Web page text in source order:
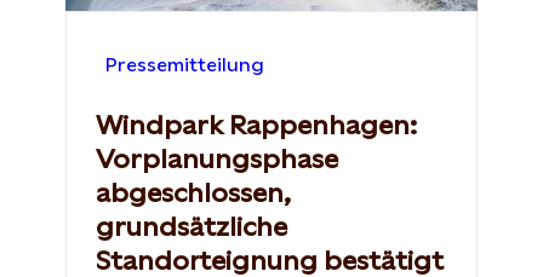
Pressemitteilung
Windpark Rappenhagen:
Vorplanungsphase
abgeschlossen,
grundsätzliche
Standorteignung bestätigt